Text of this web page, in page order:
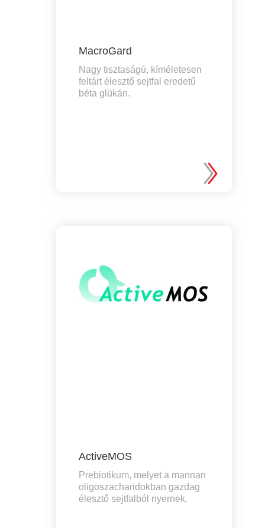
MacroGard
Nagy tisztaságú, kíméletesen
feltárt élesztő sejtfal eredetű
béta glükán.
ActiveMOS
Prebiotikum, melyet a mannan
oligoszacharidokban gazdag
élesztő sejtfalból nyernek.